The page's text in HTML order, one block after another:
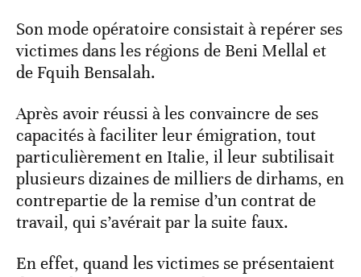
Son mode opératoire consistait à repérer ses
victimes dans les régions de Beni Mellal et
de Fquih Bensalah.
Après avoir réussi à les convaincre de ses
capacités à faciliter leur émigration, tout
particulièrement en Italie, il leur subtilisait
plusieurs dizaines de milliers de dirhams, en
contrepartie de la remise d’un contrat de
travail, qui s’avérait par la suite faux.
En effet, quand les victimes se présentaient